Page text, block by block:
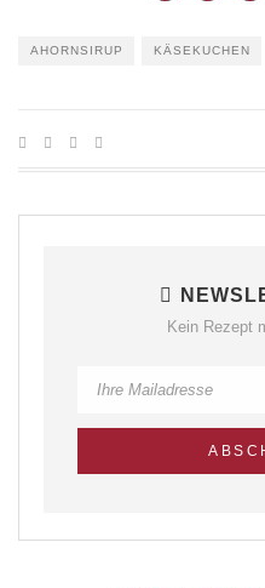
AHORNSIRUP KÄSEKUCHEN
Kein Rezept